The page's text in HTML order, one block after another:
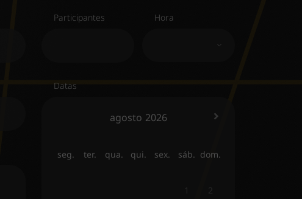
Participantes Hora
Datas
agosto 2026
seg. ter. qua. qui. sex. sáb. dom.
1 2